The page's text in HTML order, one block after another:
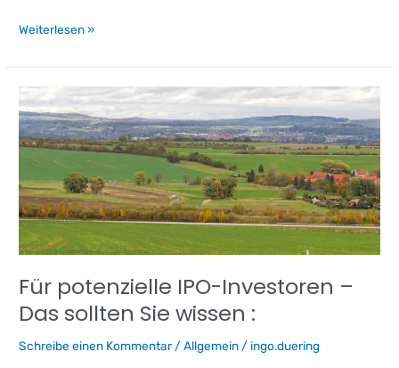
Weiterlesen »
Für potenzielle IPO-Investoren –
Das sollten Sie wissen :
Schreibe einen Kommentar /Allgemein / ingo.duering
Für
potenzielle
IPO-
Investoren
Das
sollten
Sie
wissen